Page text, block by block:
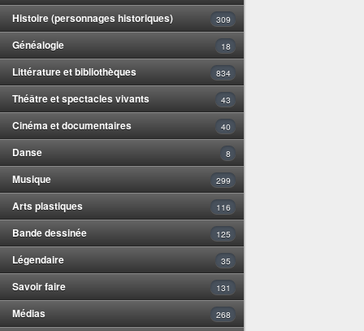
Histoire (personnages historiques) 309
Généalogie 18
Littérature et bibliothèques 834
Théâtre et spectacles vivants 43
Cinéma et documentaires 40
Danse 8
Musique 299
Arts plastiques 116
Bande dessinée 125
Légendaire 35
Savoir faire 131
Médias 268